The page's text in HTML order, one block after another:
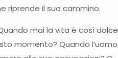
riprende il suo cammino.
mai la vita è così dolce
momento? Quando l’uomo